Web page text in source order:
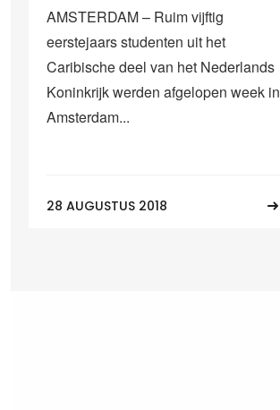
AMSTERDAM – Ruim vijftig
eerstejaars studenten uit het
Caribische deel van het Nederlands
Koninkrijk werden afgelopen week in
Amsterdam...
28 AUGUSTUS 2018